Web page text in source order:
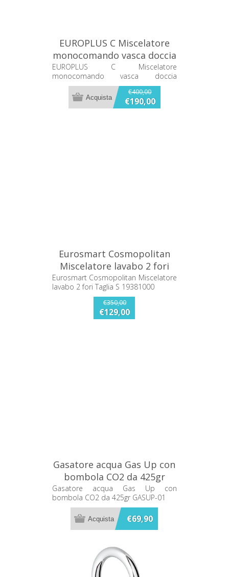
EUROPLUS C Miscelatore
monocomando vasca doccia
33471L00
EUROPLUS C Miscelatore
monocomando vasca doccia
33471L00 CON DOTAZIONE DOCCIA E
FLESSIBILE COLORE BIANCO
€400,00
€190,00
Eurosmart Cosmopolitan
Miscelatore lavabo 2 fori
Taglia S 19381000
Eurosmart Cosmopolitan Miscelatore
lavabo 2 fori Taglia S 19381000
€350,00
€129,00
Gasatore acqua Gas Up con
bombola CO2 da 425gr
GASUP-01
Gasatore acqua Gas Up con
bombola CO2 da 425gr GASUP-01
€69,90